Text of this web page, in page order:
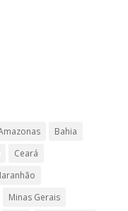
Bahia
Ceará
Minas Gerais